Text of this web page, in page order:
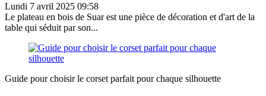
Lundi 7 avril 2025 09:58
Le plateau en bois de Suar est une pièce de décoration et d'art de la
table qui séduit par son...
Guide pour choisir le corset parfait pour chaque silhouette